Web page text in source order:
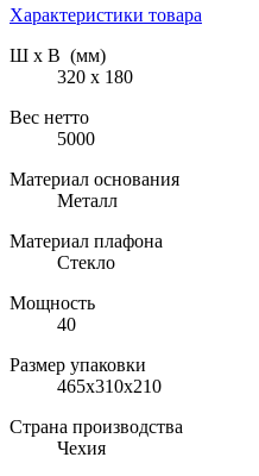
Характеристики товара
Ш х В (мм)
320 х 180
Вес нетто
5000
Материал основания
Металл
Материал плафона
Стекло
Мощность
40
Размер упаковки
465x310x210
Страна производства
Чехия